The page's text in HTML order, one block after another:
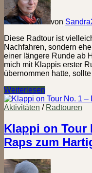
von Sandra
Diese Radtour ist
Nachfahren, sondern
einer längere Runde ab
mich mit Klappis erster
übernommen hatte,
Klappi
on
Tour
2
–
Herford,
Werre,
Bad
Salzuflen
Weiterlesen
Aktivitäten / Radtouren
Klappi on Tour
Raps zum